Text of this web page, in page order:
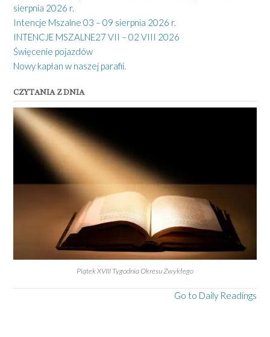
sierpnia 2026 r.
Intencje Mszalne 03 – 09 sierpnia 2026 r.
INTENCJE MSZALNE27 VII – 02 VIII 2026
Święcenie pojazdów
Nowy kapłan w naszej parafii.
CZYTANIA Z DNIA
Piątek XVIII Tygodnia Okresu Zwykłego
Go to Daily Readings